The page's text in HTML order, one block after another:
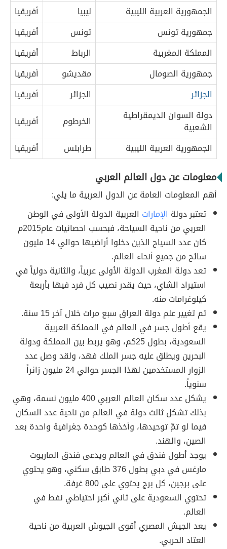
الجمهورية العربية الليبية ليبيا
أفريقيا
جمهورية تونس
تونس
أفريقيا
المملكة المغربية
الرباط
أفريقيا
جمهورية الصومال
مقديشو
أفريقيا
الجزائر
الجزائر
أفريقيا
دولة السوان الديمقراطية
الشعبية الخرطوم
أفريقيا
الجمهورية العربية الليبية
طرابلس أفريقيا
معلومات عن دول العالم العربي
أهم المعلومات العامة عن الدول العربية ما يلي:
تعتبر دولة الإمارات العربية الدولة الأولى في الوطن
العربي من ناحية السياحة، فبحسب احصائيات عام2015م
كان عدد السياح الذين دخلوا أراضيها حوالي 14 مليون
سائح من جميع أنحاء العالم.
تعد دولة المغرب الدولة الأولى عربياً، والثانية دولياً في
استيراد الشاي، حيث يقدر نصيب كل فرد فيها بأربعة
كيلوغرامات منه.
تم تغيير علم دولة العراق سبع مرات خلال آخر 15 سنة.
يقع أطول جسر في العالم في المملكة العربية
السعودية، بطول 25كم، وهو يربط بين المملكة ودولة
البحرين ويطلق عليه جسر الملك فهد، ولقد وصل عدد
الزوار المستخدمين لهذا الجسر حوالي 24 مليون زائراً
سنوياً.
يشكل عدد سكان العالم العربي 400 مليون نسمة، وهي
بذلك تشكل ثالث دولة في العالم من ناحية عدد السكان
فيما لو تمّ توحيدها، وأخذها كوحدة جغرافية واحدة بعد
الصين، والهند.
يوجد أطول فندق في العالم ويدعى فندق الماريوت
مارغس في دبي بطول 376 طابق سكني، وهو يحتوي
على برجين، كل برج يحتوي على 800 غرفة.
تحتوي السعودية على ثاني أكبر احتياطي نفط في
العالم.
يعد الجيش المصري أقوى الجيوش العربية من ناحية
العتاد الحربي.